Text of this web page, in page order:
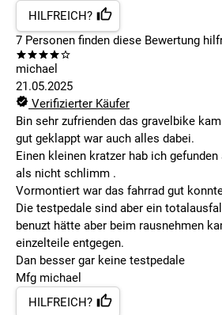
HILFREICH?
7 Personen finden diese Bewertung
michael
21.05.2025
Verifizierter Käufer
Bin sehr zufrienden das gravelbike
gut geklappt war auch alles dabei.
Einen kleinen kratzer hab ich
als nicht schlimm .
Vormontiert war das fahrrad gut
Die testpedale sind aber ein
benuzt hätte aber beim rausnehmen
einzelteile entgegen.
Dan besser gar keine testpedale
Mfg michael
HILFREICH?